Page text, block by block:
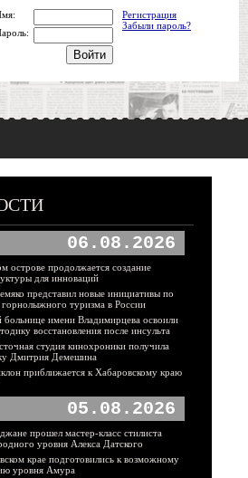
Регистрация
Забыли пароль?
06.08.2026
острове продолжается создание
для инноваций
представил новые инициативы по
горнолыжного туризма в России
больнице имени Владимирцева освоили
восстановления после инсульта
студия кинохроники получила
Дмитрия Демешина
приближается к Хабаровскому краю
05.08.2026
прошел мастер-класс стилиста
уровня Алекса Датского
крае подготовились к возможному
уровня Амура